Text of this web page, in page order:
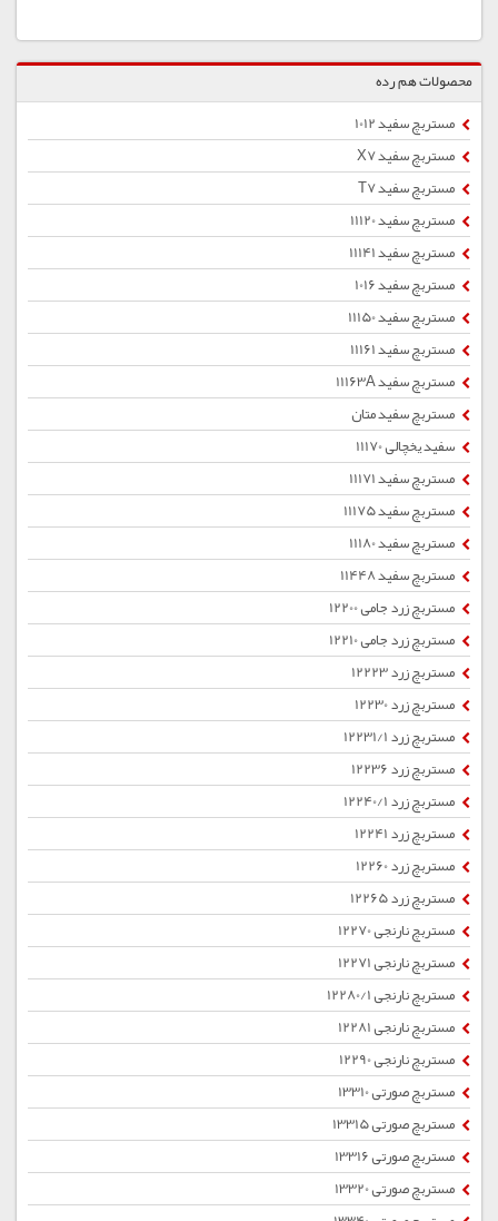
محصولات هم رده
مستربچ سفید 1012
مستربچ سفید X7
مستربچ سفید T7
مستربچ سفید 11120
مستربچ سفید 11141
مستربچ سفید 1016
مستربچ سفید 11150
مستربچ سفید 11161
مستربچ سفید 11163A
مستربچ سفید متان
سفید یخچالی 11170
مستربچ سفید 11171
مستربچ سفید 11175
مستربچ سفید 11180
مستربچ سفید 11448
مستربچ زرد جامی 12200
مستربچ زرد جامی 12210
مستربچ زرد 12223
مستربچ زرد 12230
مستربچ زرد 12231/1
مستربچ زرد 12236
مستربچ زرد 12240/1
مستربچ زرد 12241
مستربچ زرد 12260
مستربچ زرد 12265
مستربچ نارنجی 12270
مستربچ نارنجی 12271
مستربچ نارنجی 12280/1
مستربچ نارنجی 12281
مستربچ نارنجی 12290
مستربچ صورتی 13310
مستربچ صورتی 13315
مستربچ صورتی 13316
مستربچ صورتی 13320